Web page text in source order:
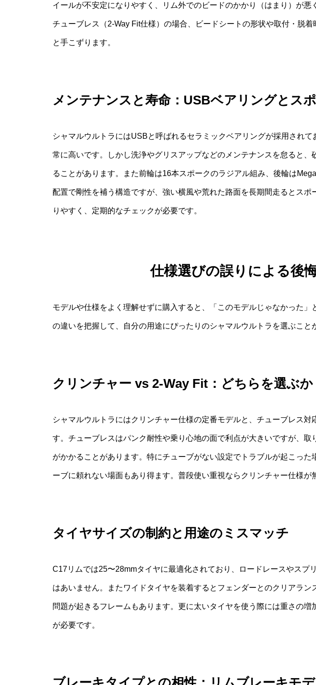
イールが不安定になりやすく、リム外でのビードのかかり（はまり）が悪
チューブレス（2-Way Fit仕様）の場合、ビードシートの形状や取付・脱
と手こずります。
メンテナンスと寿命：USBベアリングとス
シャマルウルトラにはUSBと呼ばれるセラミックベアリングが採用され
常に高いです。しかし洗浄やグリスアップなどのメンテナンスを怠ると、
ることがあります。また前輪は16本スポークのラジアル組み、後輪は
配置で剛性を補う構造ですが、強い横風や荒れた路面を長期間走るとスポ
りやすく、定期的なチェックが必要です。
仕様選びの誤りによる後
モデルや仕様をよく理解せずに購入すると、「このモデルじゃなかった」
の違いを把握して、自分の用途にぴったりのシャマルウルトラを選ぶこと
クリンチャー vs 2-Way Fit：どちらを選ぶか
シャマルウルトラにはクリンチャー仕様の定番モデルと、チューブレス対
す。チューブレスはパンク耐性や乗り心地の面で利点が大きいですが、取
がかかることがあります。特にチューブがない設定でトラブルが起こった
ーブに頼れない場面もあり得ます。普段使い重視ならクリンチャー仕様が
タイヤサイズの制約と用途のミスマッチ
C17リムでは25〜28mmタイヤに最適化されており、ロードレースやスプ
はあいません。またワイドタイヤを装着するとフェンダーとのクリアラン
問題が起きるフレームもあります。更に太いタイヤを使う際には重さの増
が必要です。